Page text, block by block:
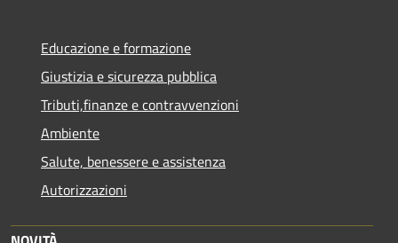
Educazione e formazione
Giustizia e sicurezza pubblica
Tributi,finanze e contravvenzioni
Ambiente
Salute, benessere e assistenza
Autorizzazioni